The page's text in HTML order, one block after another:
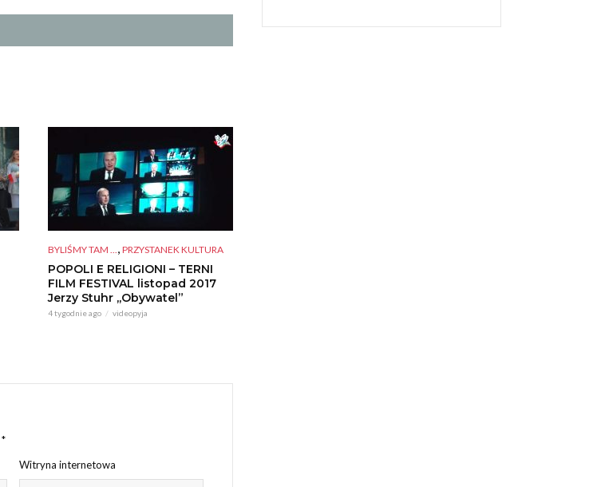
BYLIŚMY TAM ... , PRZYSTANEK KULTURA
POPOLI E RELIGIONI – TERNI
FILM FESTIVAL listopad 2017
Jerzy Stuhr ,,Obywatel”
4 tygodnie ago videopyja
*
Witryna internetowa